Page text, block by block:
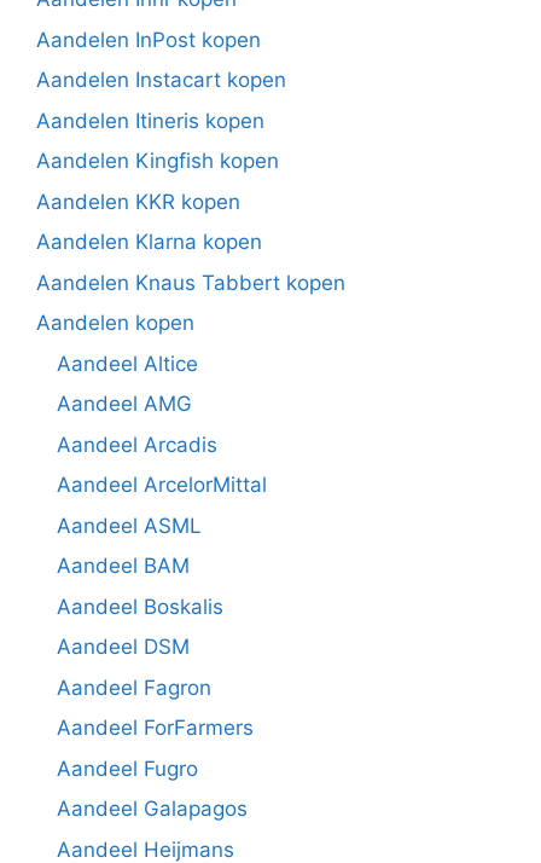
Aandelen InPost kopen
Aandelen Instacart kopen
Aandelen Itineris kopen
Aandelen Kingfish kopen
Aandelen KKR kopen
Aandelen Klarna kopen
Aandelen Knaus Tabbert kopen
Aandelen kopen
Aandeel Altice
Aandeel AMG
Aandeel Arcadis
Aandeel ArcelorMittal
Aandeel ASML
Aandeel BAM
Aandeel Boskalis
Aandeel DSM
Aandeel Fagron
Aandeel ForFarmers
Aandeel Fugro
Aandeel Galapagos
Aandeel Heijmans